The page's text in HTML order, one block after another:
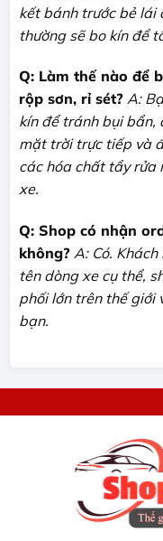
kết bánh trước bẻ lái
thường sẽ bo kín để
Q: Làm thế nào để
rộp sơn, rỉ sét? A:
kín để tránh bụi bẩn,
mặt trời trực tiếp và
các hóa chất tẩy rửa
xe.
Q: Shop có nhận
không? A: Có.
tên dòng xe cụ thể,
phối lớn trên thế giới
bạn.